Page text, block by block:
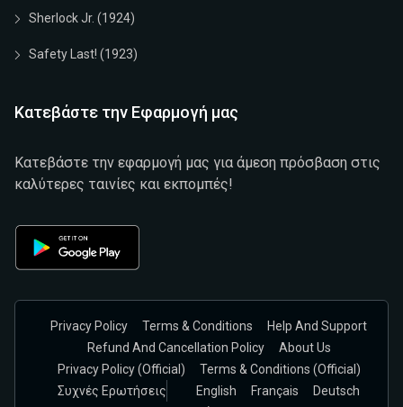
Sherlock Jr. (1924)
Safety Last! (1923)
Κατεβάστε την Εφαρμογή μας
Κατεβάστε την εφαρμογή μας για άμεση πρόσβαση στις
καλύτερες ταινίες και εκπομπές!
Privacy Policy Terms & Conditions
Help And Support
Refund And Cancellation Policy
About Us
Privacy Policy (official)
Terms & Conditions (Official)
Συχνές Ερωτήσεις
English Français
Deutsch